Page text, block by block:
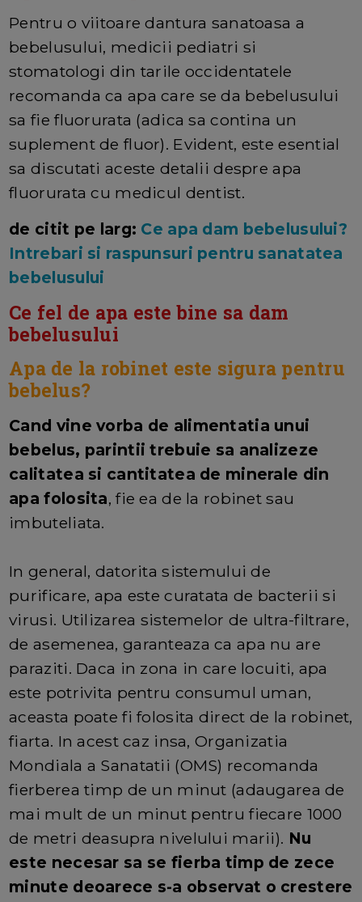
Pentru o viitoare dantura sanatoasa a
bebelusului, medicii pediatri si
stomatologi din tarile occidentatele
recomanda ca apa care se da bebelusului
sa fie fluorurata (adica sa contina un
suplement de fluor). Evident, este esential
sa discutati aceste detalii despre apa
fluorurata cu medicul dentist.
de citit pe larg: Ce apa dam bebelusului?
Intrebari si raspunsuri pentru sanatatea
bebelusului
Ce fel de apa este bine sa dam
bebelusului
Apa de la robinet este sigura pentru
bebelus?
Cand vine vorba de alimentatia unui
bebelus, parintii trebuie sa analizeze
calitatea si cantitatea de minerale din
apa folosita, fie ea de la robinet sau
imbuteliata.
In general, datorita sistemului de
purificare, apa este curatata de bacterii si
virusi. Utilizarea sistemelor de ultra-filtrare,
de asemenea, garanteaza ca apa nu are
paraziti. Daca in zona in care locuiti, apa
este potrivita pentru consumul uman,
aceasta poate fi folosita direct de la robinet,
fiarta. In acest caz insa, Organizatia
Mondiala a Sanatatii (OMS) recomanda
fierberea timp de un minut (adaugarea de
mai mult de un minut pentru fiecare 1000
de metri deasupra nivelului marii). Nu
este necesar sa se fierba timp de zece
minute deoarece s-a observat o crestere